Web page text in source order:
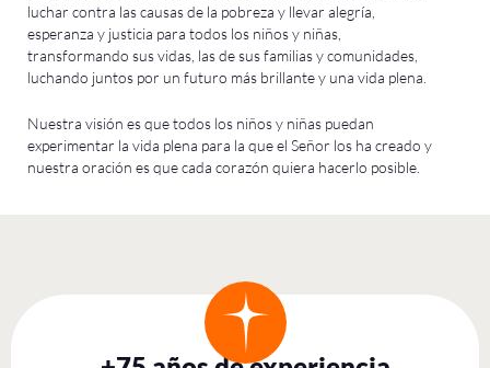
luchar contra las causas de la pobreza y llevar alegría,
esperanza y justicia para todos los niños y niñas,
transformando sus vidas, las de sus familias y comunidades,
luchando juntos por un futuro más brillante y una vida plena.
Nuestra visión es que todos los niños y niñas puedan
experimentar la vida plena para la que el Señor los ha creado y
nuestra oración es que cada corazón quiera hacerlo posible.